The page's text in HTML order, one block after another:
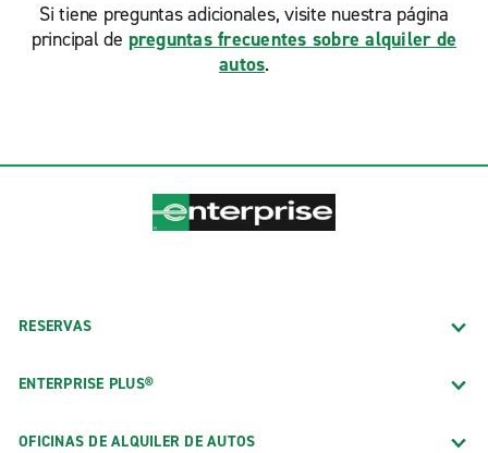
Si tiene preguntas adicionales, visite nuestra página
principal de preguntas frecuentes sobre alquiler de
autos.
RESERVAS
ENTERPRISE PLUS®
OFICINAS DE ALQUILER DE AUTOS